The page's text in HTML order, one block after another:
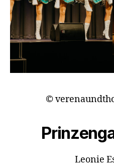
©
Leonie